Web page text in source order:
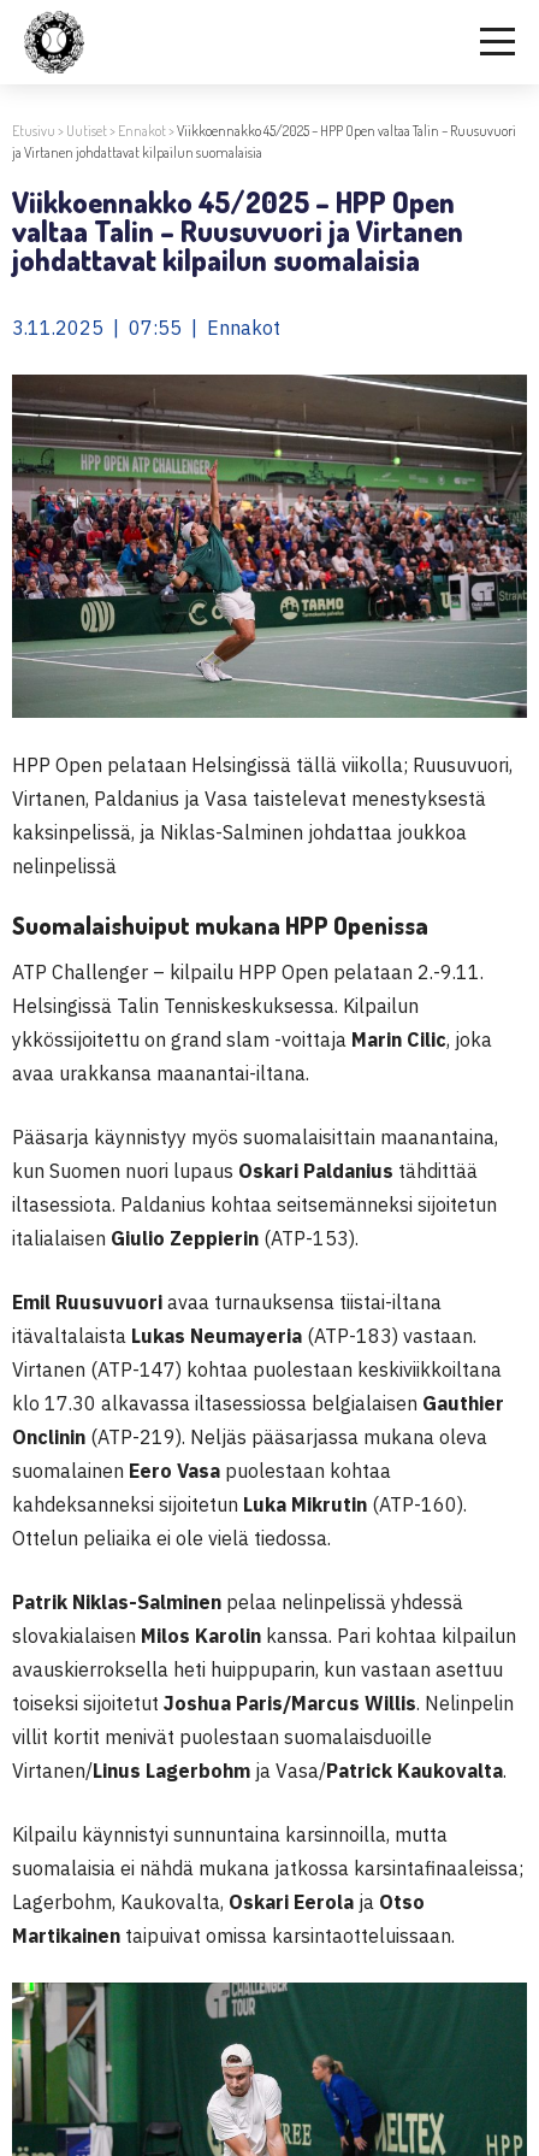
Etusivu > Uutiset> Ennakot>Viikkoennakko 45/2025 – HPP Open valtaa Talin – Ruusuvuori
ja Virtanen johdattavat kilpailun suomalaisia
Viikkoennakko 45/2025 – HPP Open
valtaa Talin – Ruusuvuori ja Virtanen
johdattavat kilpailun suomalaisia
3.11.2025 | 07:55 | Ennakot
HPP Open pelataan Helsingissä tällä viikolla; Ruusuvuori,
Virtanen, Paldanius ja Vasa taistelevat menestyksestä
kaksinpelissä, ja Niklas-Salminen johdattaa joukkoa
nelinpelissä
Suomalaishuiput mukana HPP Openissa
ATP Challenger – kilpailu HPP Open pelataan 2.-9.11.
Helsingissä Talin Tenniskeskuksessa. Kilpailun
ykkössijoitettu on grand slam -voittaja Marin Cilic, joka
avaa urakkansa maanantai-iltana.
Pääsarja käynnistyy myös suomalaisittain maanantaina,
kun Suomen nuori lupaus Oskari Paldanius tähdittää
iltasessiota. Paldanius kohtaa seitsemänneksi sijoitetun
italialaisen Giulio Zeppierin (ATP-153).
Emil Ruusuvuori avaa turnauksensa tiistai-iltana
itävaltalaista Lukas Neumayeria (ATP-183) vastaan.
Virtanen (ATP-147) kohtaa puolestaan keskiviikkoiltana
klo 17.30 alkavassa iltasessiossa belgialaisen Gauthier
Onclinin (ATP-219). Neljäs pääsarjassa mukana oleva
suomalainen Eero Vasa puolestaan kohtaa
kahdeksanneksi sijoitetun Luka Mikrutin (ATP-160).
Ottelun peliaika ei ole vielä tiedossa.
Patrik Niklas-Salminen pelaa nelinpelissä yhdessä
slovakialaisen Milos Karolin kanssa. Pari kohtaa kilpailun
avauskierroksella heti huippuparin, kun vastaan asettuu
toiseksi sijoitetut Joshua Paris/Marcus Willis. Nelinpelin
villit kortit menivät puolestaan suomalaisduoille
Virtanen/Linus Lagerbohm ja Vasa/Patrick Kaukovalta.
Kilpailu käynnistyi sunnuntaina karsinnoilla, mutta
suomalaisia ei nähdä mukana jatkossa karsintafinaaleissa;
Lagerbohm, Kaukovalta, Oskari Eerola ja Otso
Martikainen taipuivat omissa karsintaotteluissaan.